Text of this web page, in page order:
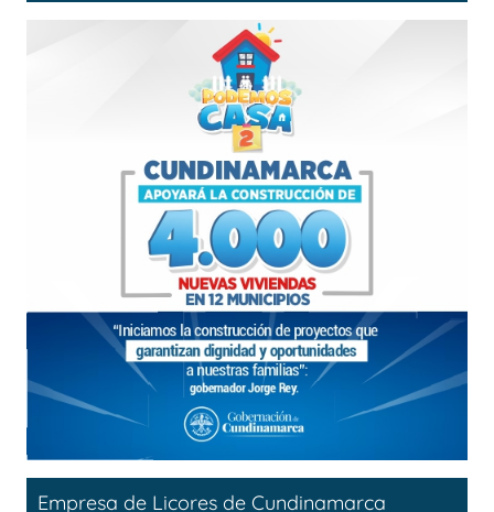
Empresa de Licores de Cundinamarca